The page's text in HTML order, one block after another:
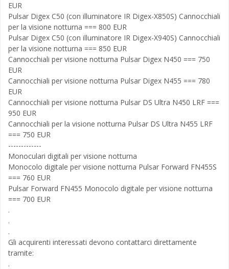
EUR
Pulsar Digex C50 (con illuminatore IR Digex-X850S) Cannocchiali
per la visione notturna === 800 EUR
Pulsar Digex C50 (con illuminatore IR Digex-X940S) Cannocchiali
per la visione notturna === 850 EUR
Cannocchiali per visione notturna Pulsar Digex N450 === 750
EUR
Cannocchiali per visione notturna Pulsar Digex N455 === 780
EUR
Cannocchiali per visione notturna Pulsar DS Ultra N450 LRF ===
950 EUR
Cannocchiali per la visione notturna Pulsar DS Ultra N455 LRF
=== 750 EUR
-------------
Monoculari digitali per visione notturna
Monocolo digitale per visione notturna Pulsar Forward FN455S
=== 760 EUR
Pulsar Forward FN455 Monocolo digitale per visione notturna
=== 700 EUR
.
.
.
Gli acquirenti interessati devono contattarci direttamente
tramite:
.